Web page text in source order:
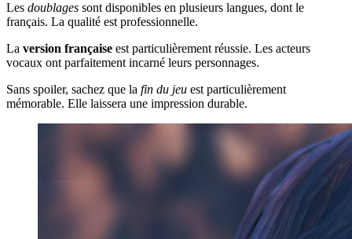
Les doublages sont disponibles en plusieurs langues, dont le
français. La qualité est professionnelle.
La version française est particulièrement réussie. Les acteurs
vocaux ont parfaitement incarné leurs personnages.
Sans spoiler, sachez que la fin du jeu est particulièrement
mémorable. Elle laissera une impression durable.